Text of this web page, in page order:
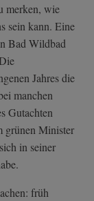
merken, wie
sein kann. Eine
Bad Wildbad
Jahres die
manchen
Gutachten
grünen Minister
in seiner
früh